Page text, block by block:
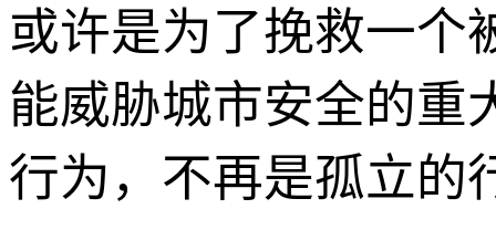
或许是为了挽救一个
能威胁城市安全的重
行为，不再是孤立的